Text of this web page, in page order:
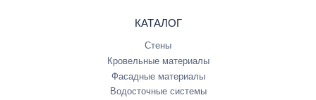
КАТАЛОГ
Стены
Кровельные материалы
Фасадные материалы
Водосточные системы